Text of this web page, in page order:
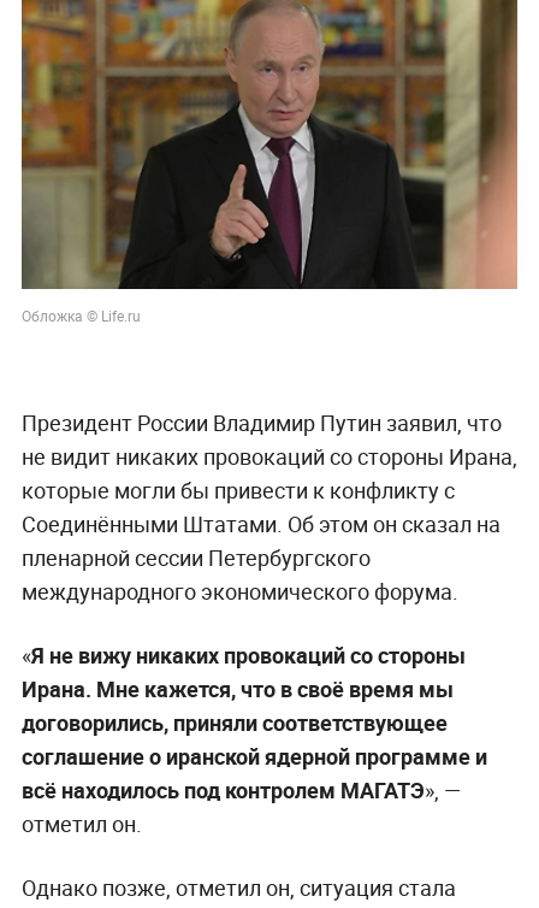
Обложка © Life.ru
Президент России Владимир Путин заявил, что
не видит никаких провокаций со стороны Ирана,
которые могли бы привести к конфликту с
Соединёнными Штатами. Об этом он сказал на
пленарной сессии Петербургского
международного экономического форума.
«Я не вижу никаких провокаций со стороны
Ирана. Мне кажется, что в своё время мы
договорились, приняли соответствующее
соглашение о иранской ядерной программе и
всё находилось под контролем МАГАТЭ», —
отметил он.
Однако позже, отметил он, ситуация стала